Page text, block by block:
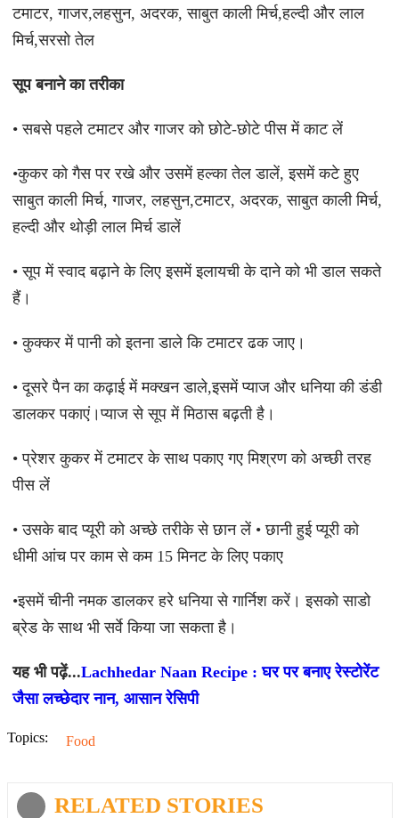
टमाटर, गाजर,लहसुन, अदरक, साबुत काली मिर्च,हल्दी और लाल
मिर्च,सरसो तेल
सूप बनाने का तरीका
• सबसे पहले टमाटर और गाजर को छोटे-छोटे पीस में काट लें
•कुकर को गैस पर रखे और उसमें हल्का तेल डालें, इसमें कटे हुए
साबुत काली मिर्च, गाजर, लहसुन,टमाटर, अदरक, साबुत काली मिर्च,
हल्दी और थोड़ी लाल मिर्च डालें
• सूप में स्वाद बढ़ाने के लिए इसमें इलायची के दाने को भी डाल सकते
हैं।
• कुक्कर में पानी को इतना डाले कि टमाटर ढक जाए।
• दूसरे पैन का कढ़ाई में मक्खन डाले,इसमें प्याज और धनिया की डंडी
डालकर पकाएं।प्याज से सूप में मिठास बढ़ती है।
• प्रेशर कुकर में टमाटर के साथ पकाए गए मिश्रण को अच्छी तरह
पीस लें
• उसके बाद प्यूरी को अच्छे तरीके से छान लें • छानी हुई प्यूरी को
धीमी आंच पर काम से कम 15 मिनट के लिए पकाए
•इसमें चीनी नमक डालकर हरे धनिया से गार्निश करें। इसको साडो
ब्रेड के साथ भी सर्वे किया जा सकता है।
यह भी पढ़ें...Lachhedar Naan Recipe : घर पर बनाए रेस्टोरेंट
जैसा लच्छेदार नान, आसान रेसिपी
Topics: Food
RELATED STORIES